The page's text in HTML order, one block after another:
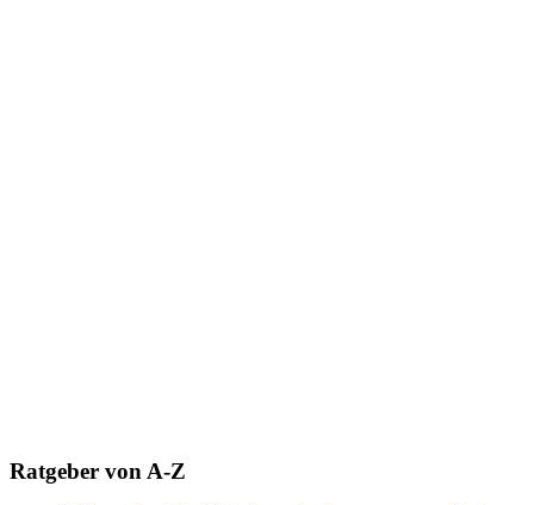
Ratgeber von A-Z